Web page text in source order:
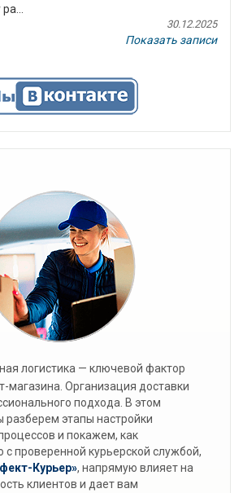
30.12.2025
Показать записи
логистика — ключевой фактор
магазина. Организация доставки
подхода. В этом
разберем этапы настройки
и покажем, как
с проверенной курьерской службой,
Курьер», напрямую влияет на
клиентов и дает вам